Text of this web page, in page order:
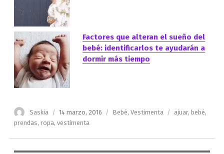
Factores que alteran el sueño del
bebé: identificarlos te ayudarán a
dormir más tiempo
Autor
Saskia
Publicado
el
14 marzo, 2016 Categorías
Bebé, Vestimenta Etiquetas
ajuar, bebé,
prendas, ropa, vestimenta